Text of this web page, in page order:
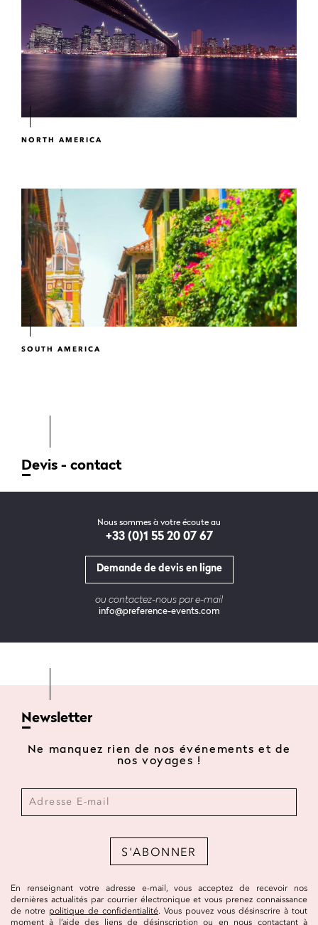
NORTH AMERICA
SOUTH AMERICA
Devis - contact
Nous sommes à votre écoute au
+33 (0)1 55 20 07 67
Demande de devis en ligne
ou contactez-nous par e-mail
info@preference-events.com
Newsletter
Ne manquez rien de nos événements et de
nos voyages !
S'ABONNER
En renseignant votre adresse e-mail, vous acceptez de recevoir nos
dernières actualités par courrier électronique et vous prenez connaissance
de notre politique de confidentialité. Vous pouvez vous désinscrire à tout
moment à l’aide des liens de désinscription ou en nous contactant à